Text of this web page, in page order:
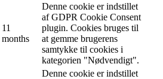
11
months
Denne cookie er indstillet
af GDPR Cookie Consent
plugin. Cookies bruges til
at gemme brugerens
samtykke til cookies i
kategorien "Nødvendigt".
Denne cookie er indstillet